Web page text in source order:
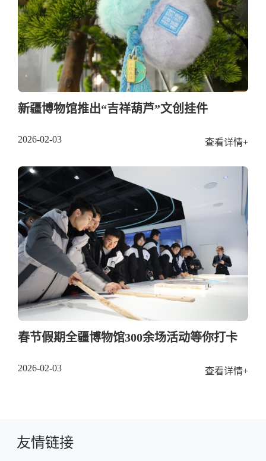
新疆博物馆推出“吉祥葫芦”文创挂件
2026-02-03 查看详情+
春节假期全疆博物馆300余场活动等你打卡
2026-02-03 查看详情+
友情链接